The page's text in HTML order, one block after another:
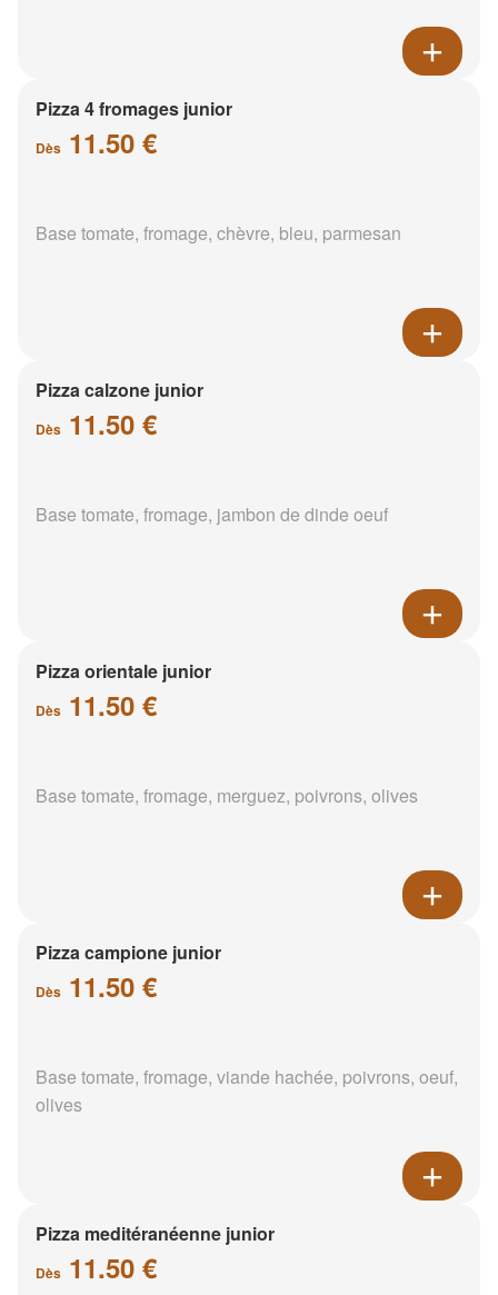
Pizza 4 fromages junior
Dès 11.50 €
Base tomate, fromage, chèvre, bleu, parmesan
Pizza calzone junior
Dès 11.50 €
Base tomate, fromage, jambon de dinde oeuf
Pizza orientale junior
Dès 11.50 €
Base tomate, fromage, merguez, poivrons, olives
Pizza campione junior
Dès 11.50 €
Base tomate, fromage, viande hachée, poivrons, oeuf,
olives
Pizza meditéranéenne junior
Dès 11.50 €